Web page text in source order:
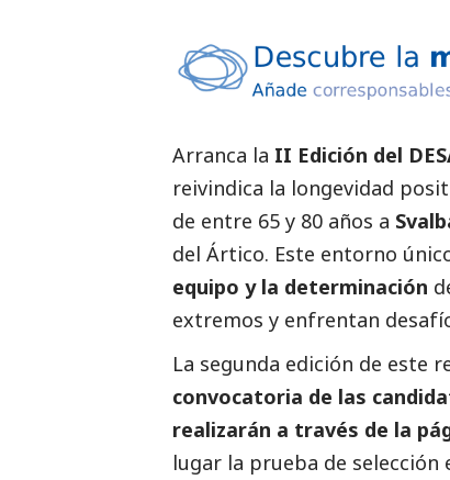
Arranca la II Edición del
reivindica la longevidad
de entre 65 y 80 años a
del Ártico. Este entorno
equipo y la determinación
extremos y enfrentan
La segunda edición de este
convocatoria de las
realizarán a través de la
lugar la prueba de selección